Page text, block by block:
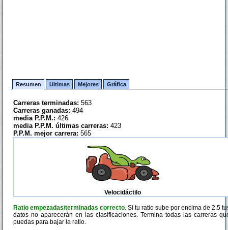
Resumen Ultimas Mejores Gráfica
Carreras terminadas: 563
Carreras ganadas: 494
media P.P.M.: 426
media P.P.M. últimas carreras: 423
P.P.M. mejor carrera: 565
Velocidáctilo
Ratio empezadas/terminadas correcto. Si tu ratio sube por encima de 2.5
datos no aparecerán en las clasificaciones. Termina todas las carreras
puedas para bajar la ratio.